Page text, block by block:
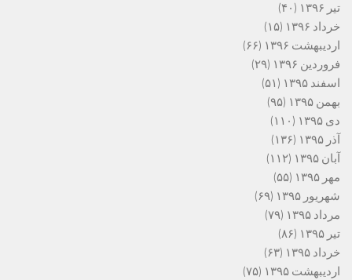
تیر ۱۳۹۶
(۴۰)
خرداد ۱۳۹۶
(۱۵)
اردیبهشت ۱۳۹۶
(۶۶)
فروردین ۱۳۹۶
(۲۹)
اسفند ۱۳۹۵
(۵۱)
بهمن ۱۳۹۵
(۹۵)
دی ۱۳۹۵
(۱۱۰)
آذر ۱۳۹۵
(۱۳۶)
آبان ۱۳۹۵
(۱۱۲)
مهر ۱۳۹۵
(۵۵)
شهریور ۱۳۹۵
(۶۹)
مرداد ۱۳۹۵
(۷۹)
تیر ۱۳۹۵
(۸۶)
خرداد ۱۳۹۵
(۶۳)
اردیبهشت ۱۳۹۵
(۷۵)